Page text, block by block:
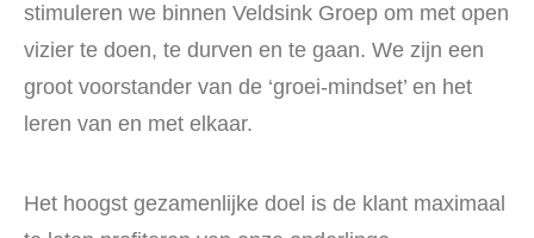
stimuleren we binnen Veldsink Groep om met open
vizier te doen, te durven en te gaan. We zijn een
groot voorstander van de ‘groei-mindset’ en het
leren van en met elkaar.
Het hoogst gezamenlijke doel is de klant maximaal